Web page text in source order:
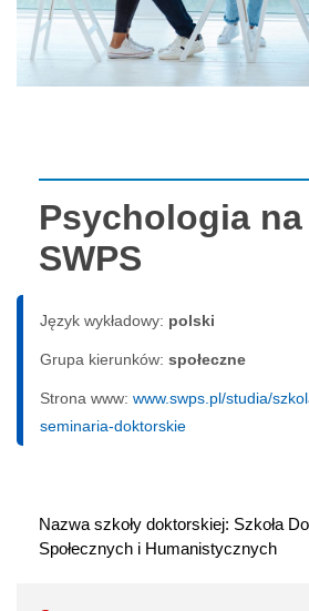
Psychologia na
SWPS
Język wykładowy: polski
Grupa kierunków: społeczne
Strona www: www.swps.pl/studia/
seminaria-doktorskie
Nazwa szkoły doktorskiej: Szkoła
Społecznych i Humanistycznych